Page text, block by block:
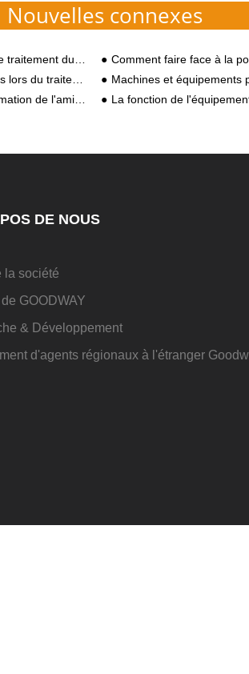
Nouvelles connexes
du manioc
Comment faire face à la pollution par les rejets
de patate douce ?
Machines et équipements
semestre 2020
La fonction de l'équipement d'extraction de l'amidon de manioc et
DE NOUS
la société
GOODWAY
& Développement
d'agents régionaux à l'étranger